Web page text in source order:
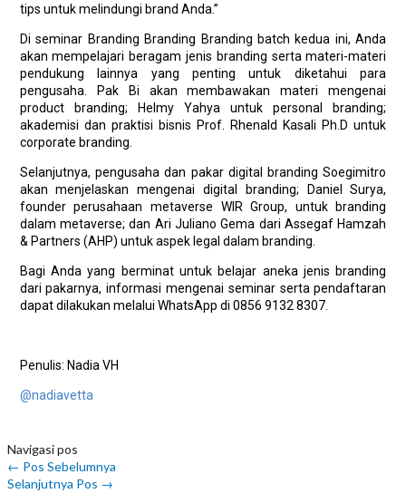
tips untuk melindungi brand Anda.”
Di seminar Branding Branding Branding batch kedua ini, Anda
akan mempelajari beragam jenis branding serta materi-materi
pendukung lainnya yang penting untuk diketahui para
pengusaha. Pak Bi akan membawakan materi mengenai
product branding; Helmy Yahya untuk personal branding;
akademisi dan praktisi bisnis Prof. Rhenald Kasali Ph.D untuk
corporate branding.
Selanjutnya, pengusaha dan pakar digital branding Soegimitro
akan menjelaskan mengenai digital branding; Daniel Surya,
founder perusahaan metaverse WIR Group, untuk branding
dalam metaverse; dan Ari Juliano Gema dari Assegaf Hamzah
& Partners (AHP) untuk aspek legal dalam branding.
Bagi Anda yang berminat untuk belajar aneka jenis branding
dari pakarnya, informasi mengenai seminar serta pendaftaran
dapat dilakukan melalui WhatsApp di 0856 9132 8307.
Penulis: Nadia VH
@nadiavetta
Navigasi pos
← Pos Sebelumnya
Selanjutnya Pos →